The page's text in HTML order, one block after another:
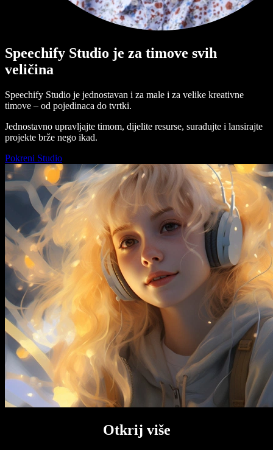
Speechify Studio je za timove svih
veličina
Speechify Studio je jednostavan i za male i za velike kreativne
timove – od pojedinaca do tvrtki.
Jednostavno upravljajte timom, dijelite resurse, surađujte i lansirajte
projekte brže nego ikad.
Pokreni Studio
Otkrij više